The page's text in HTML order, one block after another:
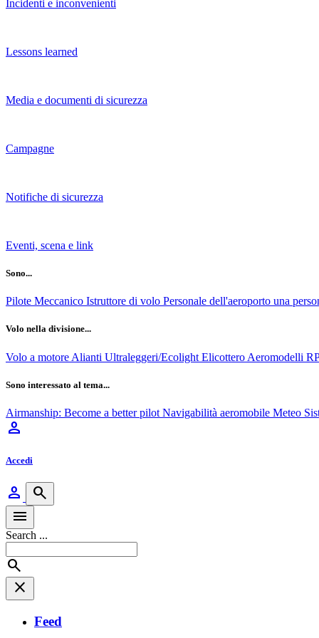
Incidenti e inconvenienti
Lessons learned
Media e documenti di sicurezza
Campagne
Notifiche di sicurezza
Eventi, scena e link
Sono...
Pilote Meccanico Istruttore di volo Personale dell'aeroporto una
Volo nella divisione...
Volo a motore Alianti Ultraleggeri/Ecolight Elicottero Aeromodelli
Sono interessato al tema...
Airmanship: Become a better pilot Navigabilità aeromobile Meteo
person
Accedi
person
search
menu
Search ...
search
close
Feed